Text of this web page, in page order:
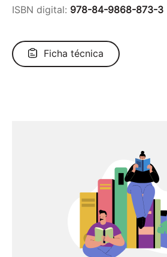
ISBN digital: 978-84-9868-873-3
Ficha técnica